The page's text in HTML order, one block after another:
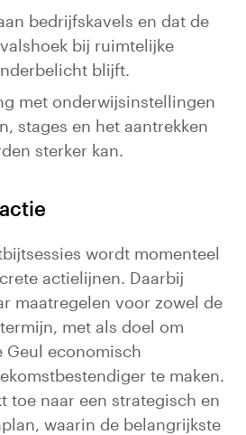
bedrijfskavels en dat de
bij ruimtelijke
blijft.
met onderwijsinstellingen
stages en het aantrekken
sterker kan.
wordt momenteel
actielijnen. Daarbij
maatregelen voor zowel de
met als doel om
Geul economisch
te maken.
toe naar een strategisch en
waarin de belangrijkste